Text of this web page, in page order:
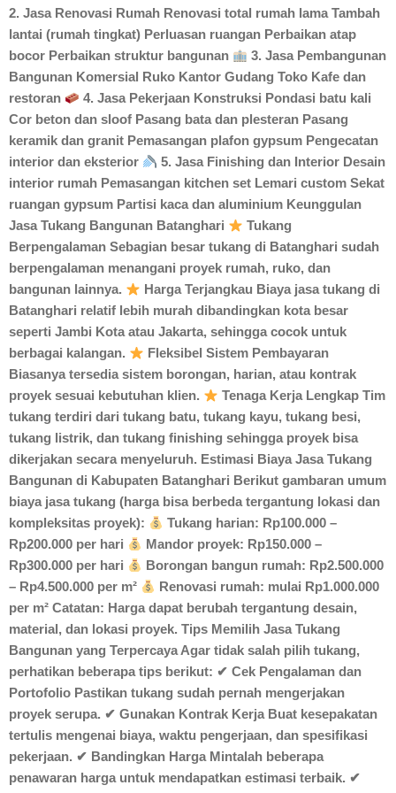
2. Jasa Renovasi Rumah Renovasi total rumah lama Tambah
lantai (rumah tingkat) Perluasan ruangan Perbaikan atap
bocor Perbaikan struktur bangunan
3. Jasa Pembangunan
Bangunan Komersial Ruko Kantor Gudang Toko Kafe dan
restoran
4. Jasa Pekerjaan Konstruksi Pondasi batu kali
Cor beton dan sloof Pasang bata dan plesteran Pasang
keramik dan granit Pemasangan plafon gypsum Pengecatan
interior dan eksterior
5. Jasa Finishing dan Interior Desain
interior rumah Pemasangan kitchen set Lemari custom Sekat
ruangan gypsum Partisi kaca dan aluminium Keunggulan
Jasa Tukang Bangunan Batanghari
Tukang
Berpengalaman Sebagian besar tukang di Batanghari sudah
berpengalaman menangani proyek rumah, ruko, dan
bangunan lainnya.
Harga Terjangkau Biaya jasa tukang di
Batanghari relatif lebih murah dibandingkan kota besar
seperti Jambi Kota atau Jakarta, sehingga cocok untuk
berbagai kalangan.
Fleksibel Sistem Pembayaran
Biasanya tersedia sistem borongan, harian, atau kontrak
proyek sesuai kebutuhan klien.
Tenaga Kerja Lengkap Tim
tukang terdiri dari tukang batu, tukang kayu, tukang besi,
tukang listrik, dan tukang finishing sehingga proyek bisa
dikerjakan secara menyeluruh. Estimasi Biaya Jasa Tukang
Bangunan di Kabupaten Batanghari Berikut gambaran umum
biaya jasa tukang (harga bisa berbeda tergantung lokasi dan
kompleksitas proyek):
Tukang harian: Rp100.000 –
Rp200.000 per hari
Mandor proyek: Rp150.000 –
Rp300.000 per hari
Borongan bangun rumah: Rp2.500.000
– Rp4.500.000 per m²
Renovasi rumah: mulai Rp1.000.000
per m² Catatan: Harga dapat berubah tergantung desain,
material, dan lokasi proyek. Tips Memilih Jasa Tukang
Bangunan yang Terpercaya Agar tidak salah pilih tukang,
perhatikan beberapa tips berikut: ✔ Cek Pengalaman dan
Portofolio Pastikan tukang sudah pernah mengerjakan
proyek serupa. ✔ Gunakan Kontrak Kerja Buat kesepakatan
tertulis mengenai biaya, waktu pengerjaan, dan spesifikasi
pekerjaan. ✔ Bandingkan Harga Mintalah beberapa
penawaran harga untuk mendapatkan estimasi terbaik. ✔